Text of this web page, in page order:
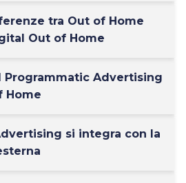
tra Out of Home
Out of Home
Programmatic Advertising
Home
si integra con la